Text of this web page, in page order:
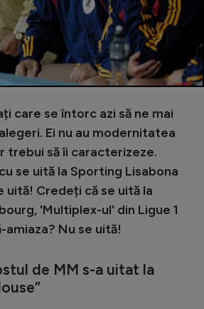
care se întorc azi să ne mai
Ei nu au modernitatea
trebui să îi caracterizeze.
se uită la Sporting Lisabona
uită! Credeți că se uită la
'Multiplex-ul' din Ligue 1
amiaza? Nu se uită!
de MM s-a uitat la
”